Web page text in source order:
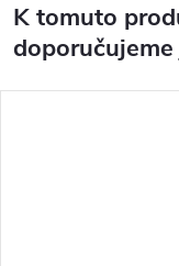
K tomuto